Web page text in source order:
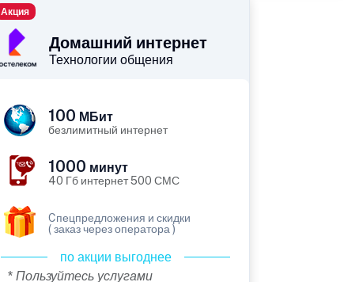
Домашний интернет
Технологии общения
Акция
100 МБит
безлимитный интернет
1000 минут
40 Гб интернет 500 СМС
Cпецпредложения и скидки
( заказ через оператора )
по акции выгоднее
* Пользуйтесь услугами